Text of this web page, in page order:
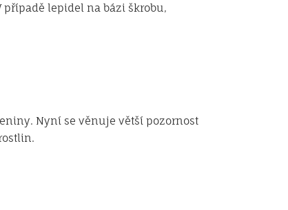
lepidel na bázi škrobu,
Nyní se věnuje větší pozornost